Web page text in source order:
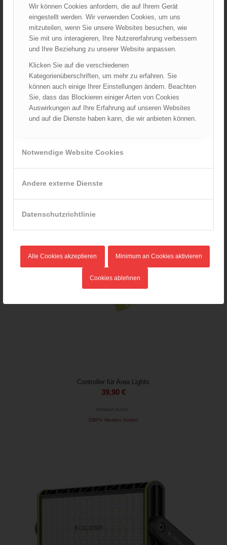
Wir können Cookies anfordern, die auf Ihrem Gerät
eingestellt werden. Wir verwenden Cookies, um uns
mitzuteilen, wenn Sie unsere Websites besuchen, wie
Sie mit uns interagieren, Ihre Nutzererfahrung verbessern
und Ihre Beziehung zu unserer Website anpassen.
Klicken Sie auf die verschiedenen
Kategorienüberschriften, um mehr zu erfahren. Sie
können auch einige Ihrer Einstellungen ändern. Beachten
Sie, dass das Blockieren einiger Arten von Cookies
Auswirkungen auf Ihre Erfahrung auf unseren Websites
und auf die Dienste haben kann, die wir anbieten können.
Notwendige Website Cookies
Andere externe Dienste
Datenschutzrichtlinie
Alle Cookies akzeptieren Minimum an Cookies aktivieren
Cookies ablehnen
Winkelleuchte EXC6R
329,00 €
ÖBFV Medien GmbH
Controller für Area Lights
39,90 €
Verkauf durch :
ÖBFV Medien GmbH